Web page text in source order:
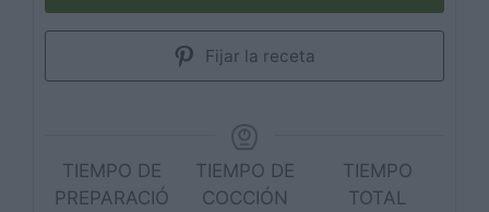
Fijar la receta
TIEMPO DE
PREPARACIÓ
TIEMPO DE
COCCIÓN
TIEMPO
TOTAL